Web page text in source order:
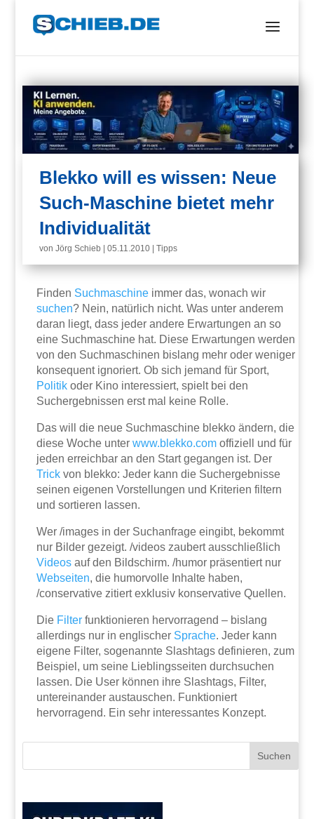
Blekko will es wissen: Neue
Such-Maschine bietet mehr
Individualität
vonJörg Schieb |05.11.2010 |Tipps
Finden Suchmaschine immer das, wonach wir
suchen? Nein, natürlich nicht. Was unter anderem
daran liegt, dass jeder andere Erwartungen an so
eine Suchmaschine hat. Diese Erwartungen werden
von den Suchmaschinen bislang mehr oder weniger
konsequent ignoriert. Ob sich jemand für Sport,
Politik oder Kino interessiert, spielt bei den
Suchergebnissen erst mal keine Rolle.
Das will die neue Suchmaschine blekko ändern, die
diese Woche unterwww.blekko.com offiziell und für
jeden erreichbar an den Start gegangen ist. Der
Trick von blekko: Jeder kann die Suchergebnisse
seinen eigenen Vorstellungen und Kriterien filtern
und sortieren lassen.
Wer /images in der Suchanfrage eingibt, bekommt
nur Bilder gezeigt. /videos zaubert ausschließlich
Videos auf den Bildschirm. /humor präsentiert nur
Webseiten, die humorvolle Inhalte haben,
/conservative zitiert exklusiv konservative Quellen.
Die Filter funktionieren hervorragend – bislang
allerdings nur in englischer Sprache. Jeder kann
eigene Filter, sogenannte Slashtags definieren, zum
Beispiel, um seine Lieblingsseiten durchsuchen
lassen. Die User können ihre Slashtags, Filter,
untereinander austauschen. Funktioniert
hervorragend. Ein sehr interessantes Konzept.